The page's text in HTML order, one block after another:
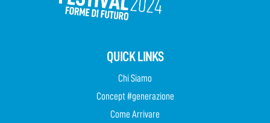
QUICK LINKS
Chi Siamo
Concept #generazione
Come Arrivare